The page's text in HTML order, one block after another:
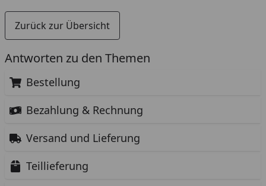
Antworten zu den Themen
Bestellung
Bezahlung & Rechnung
Versand und Lieferung
Teillieferung
Zurück zur Übersicht